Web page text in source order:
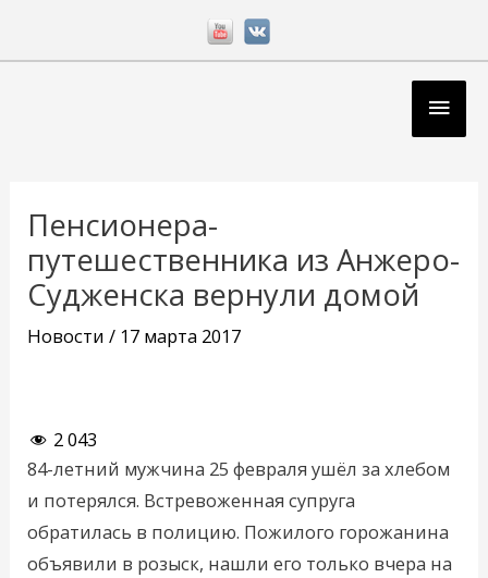
Пенсионера-
путешественника из Анжеро-
Судженска вернули домой
Новости / 17 марта 2017
2 043
84-летний мужчина 25 февраля ушёл за хлебом
и потерялся. Встревоженная супруга
обратилась в полицию. Пожилого горожанина
объявили в розыск, нашли его только вчера на
записям